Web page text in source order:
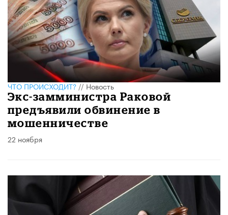
ЧТО ПРОИСХОДИТ?//Новость
Экс-замминистра Раковой
предъявили обвинение в
мошенничестве
22 ноября